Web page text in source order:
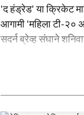
'द हंड्रेड' या क्रिकेट
आगामी 'महिला टी-२०
सदर्न ब्रेव्ह संघाने